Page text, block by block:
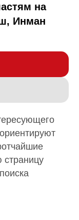
на
Инман
страницу